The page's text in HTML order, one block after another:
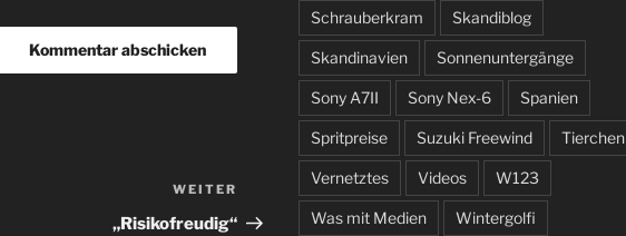
Nächster
Beitrag
WEITER
„Risikofreudig“
Schrauberkram Skandiblog
Skandinavien Sonnenuntergänge
Sony A7II Sony Nex-6 Spanien
Spritpreise Suzuki Freewind Tierchen
Vernetztes Videos W123
Was mit Medien Wintergolfi